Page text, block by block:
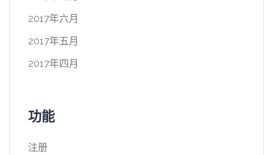
2017年六月
2017年五月
2017年四月
功能
注册